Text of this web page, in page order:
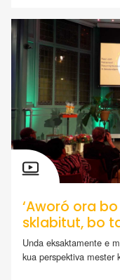
‘Aworó ora
sklabitut, bo
Unda eksaktamente e
kua perspektiva mester